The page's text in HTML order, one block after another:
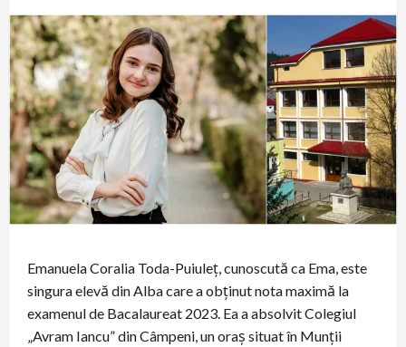
Emanuela Coralia Toda-Puiuleț, cunoscută ca Ema, este
singura elevă din Alba care a obținut nota maximă la
examenul de Bacalaureat 2023. Ea a absolvit Colegiul
„Avram Iancu” din Câmpeni, un oraș situat în Munții